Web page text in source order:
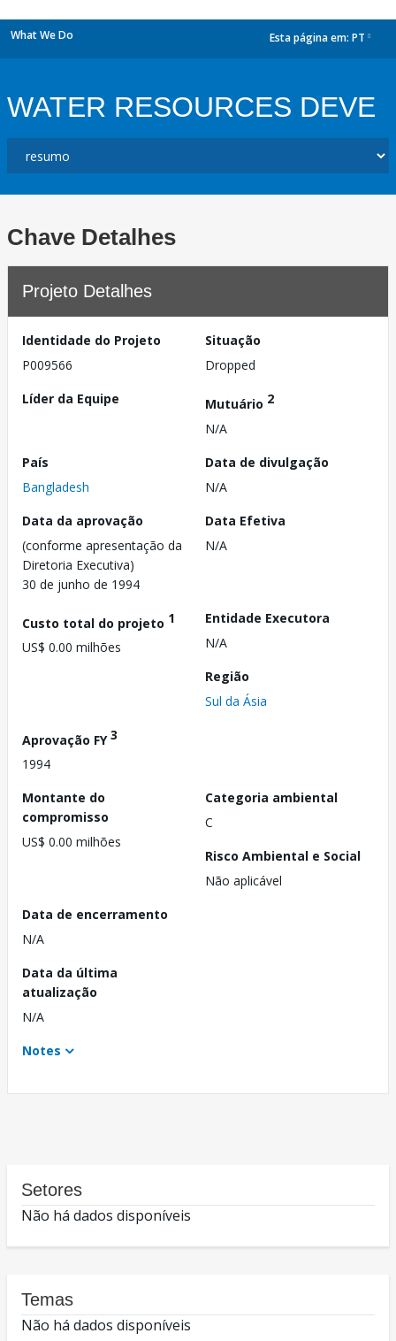
What We Do Esta página em: PT
WATER RESOURCES DEVE
Chave Detalhes
Projeto Detalhes
Identidade do Projeto
P009566
Situação
Dropped
Líder da Equipe
Mutuário 2
N/A
País
Bangladesh
Data de divulgação
N/A
Data da aprovação
(conforme apresentação da
Diretoria Executiva)
30 de junho de 1994
Data Efetiva
N/A
Custo total do projeto 1
US$ 0.00 milhões
Entidade Executora
N/A
Região
Sul da Ásia
Aprovação FY3
1994
Montante do
compromisso
US$ 0.00 milhões
Categoria ambiental
C
Risco Ambiental e Social
Não aplicável
Data de encerramento
N/A
Data da última
atualização
N/A
Notes
Setores
Não há dados disponíveis
Temas
Não há dados disponíveis